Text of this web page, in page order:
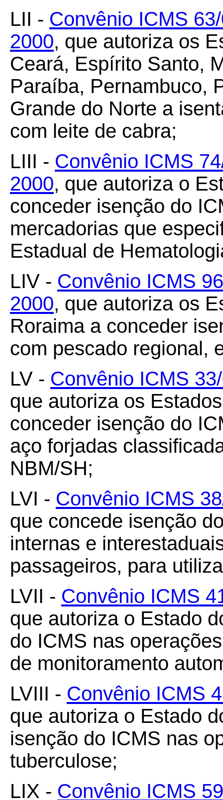
LII - Convênio ICMS
2000, que autoriza os
Ceará, Espírito Santo,
Paraíba, Pernambuco,
Grande do Norte a
com leite de cabra;
LIII - Convênio ICMS
2000, que autoriza o
conceder isenção do
mercadorias que
Estadual de
LIV - Convênio ICMS
2000, que autoriza os
Roraima a conceder
com pescado regional,
LV - Convênio ICMS
que autoriza os
conceder isenção do
aço forjadas
NBM/SH;
LVI - Convênio ICMS
que concede isenção
internas e
passageiros, para
LVII - Convênio ICMS
que autoriza o Estado
do ICMS nas
de monitoramento
LVIII - Convênio ICMS
que autoriza o Estado
isenção do ICMS nas
tuberculose;
LIX - Convênio ICMS